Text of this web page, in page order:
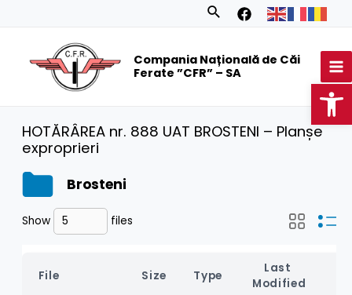
Search
Compania Națională de Căi
Ferate ”CFR” – SA
HOTĂRÂREA nr. 888 UAT BROSTENI – Planșe
exproprieri
Brosteni
Show files
File Size Type
Last
Modified